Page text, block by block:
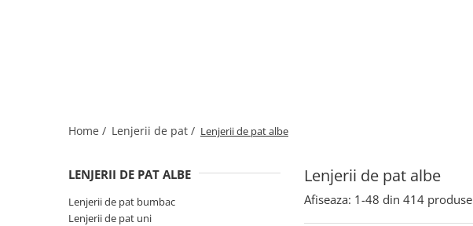
140x200cm
180x200cm
200x220cm
Home / Lenjerii de pat / Lenjerii de pat albe
Lenjerii de pat albe
LENJERII DE PAT ALBE
Lenjerii de pat bumbac
Lenjerii de pat uni
Afiseaza: 1-48 din 414 produse